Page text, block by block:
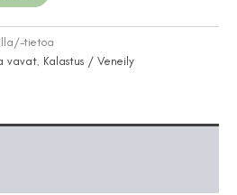
tietoa
vavat, Kalastus / Veneily